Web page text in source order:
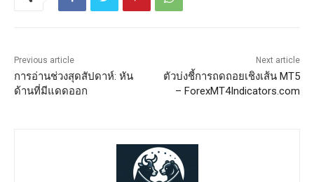
Previous article
การอ่านช่วงสุดสัปดาห์: หัน
ด้านที่มีแดดออก
Next article
ตัวบ่งชี้การถดถอยเชิงเส้น MT5
– ForexMT4Indicators.com